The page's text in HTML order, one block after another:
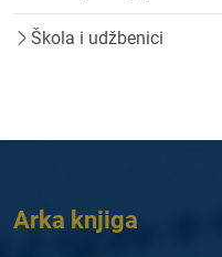
Škola i udžbenici
Arka knjiga